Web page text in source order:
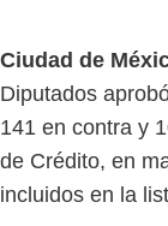
Ciudad de
Diputados
141 en contra y
de Crédito, en
incluidos en la